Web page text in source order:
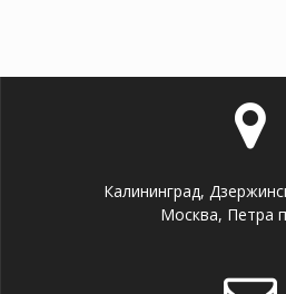
Калининград,
Москва, Петра